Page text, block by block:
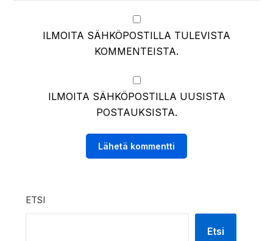
ILMOITA SÄHKÖPOSTILLA TULEVISTA
KOMMENTEISTA.
ILMOITA SÄHKÖPOSTILLA UUSISTA
POSTAUKSISTA.
ETSI
Etsi